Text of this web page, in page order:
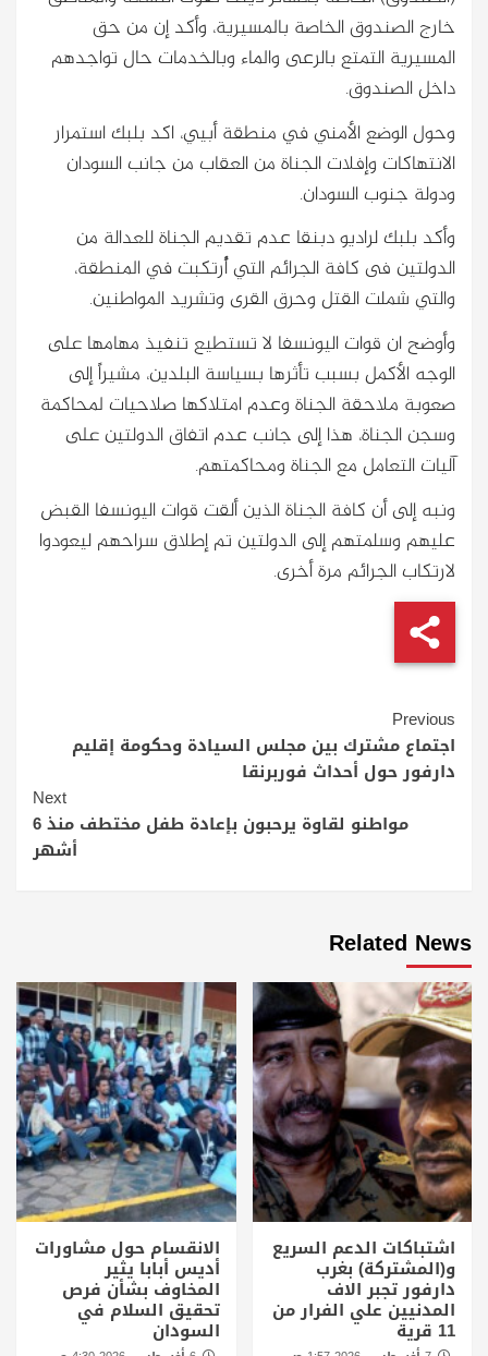
خارج الصندوق الخاصة بالمسيرية، وأكد إن من حق
المسيرية التمتع بالرعى والماء وبالخدمات حال تواجدهم
داخل الصندوق.
وحول الوضع الأمني في منطقة أبيي، اكد بلبك استمرار
الانتهاكات وإفلات الجناة من العقاب من جانب السودان
ودولة جنوب السودان.
وأكد بلبك لراديو دبنقا عدم تقديم الجناة للعدالة من
الدولتين فى كافة الجرائم التي أُرتكبت في المنطقة،
والتي شملت القتل وحرق القرى وتشريد المواطنين.
وأوضح ان قوات اليونسفا لا تستطيع تنفيذ مهامها على
الوجه الأكمل بسبب تأثرها بسياسة البلدين، مشيراً إلى
صعوبة ملاحقة الجناة وعدم امتلاكها صلاحيات لمحاكمة
وسجن الجناة، هذا إلى جانب عدم اتفاق الدولتين على
آليات التعامل مع الجناة ومحاكمتهم.
ونبه إلى أن كافة الجناة الذين ألقت قوات اليونسفا القبض
عليهم وسلمتهم إلى الدولتين تم إطلاق سراحهم ليعودوا
لارتكاب الجرائم مرة أخرى.
Continue
Reading
Previous
اجتماع مشترك بين مجلس السيادة وحكومة إقليم
دارفور حول أحداث فوربرنقا
Next
مواطنو لقاوة يرحبون بإعادة طفل مختطف منذ 6
أشهر
Related News
اشتباكات الدعم السريع
و(المشتركة) بغرب
دارفور تجبر الاف
المدنيين علي الفرار من
11 قرية
الانقسام حول مشاورات
أديس أبابا يثير
المخاوف بشأن فرص
تحقيق السلام في
السودان